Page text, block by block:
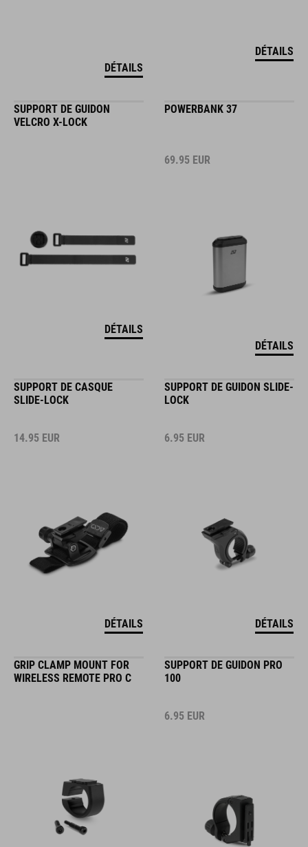
DÉTAILS
DÉTAILS
SUPPORT DE GUIDON
VELCRO X-LOCK
DÉTAILS
POWERBANK 37
69.95 EUR
DÉTAILS
SUPPORT DE CASQUE
SLIDE-LOCK
14.95 EUR
DÉTAILS
SUPPORT DE GUIDON SLIDE-
LOCK
6.95 EUR
DÉTAILS
GRIP CLAMP MOUNT FOR
WIRELESS REMOTE PRO C
SUPPORT DE GUIDON PRO
100
6.95 EUR